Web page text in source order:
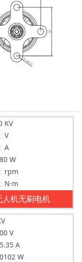
KV
V
A
W
rpm
N·m
人机无刷电机
V
A
W